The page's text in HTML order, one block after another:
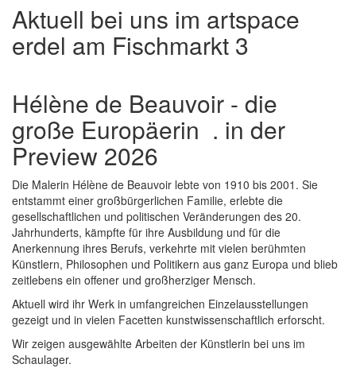
Aktuell bei uns im artspace
erdel am Fischmarkt 3
Hélène de Beauvoir - die
große Europäerin . in der
Preview 2026
Die Malerin Hélène de Beauvoir lebte von 1910 bis 2001. Sie
entstammt einer großbürgerlichen Familie, erlebte die
gesellschaftlichen und politischen Veränderungen des 20.
Jahrhunderts, kämpfte für ihre Ausbildung und für die
Anerkennung ihres Berufs, verkehrte mit vielen berühmten
Künstlern, Philosophen und Politikern aus ganz Europa und blieb
zeitlebens ein offener und großherziger Mensch.
Aktuell wird ihr Werk in umfangreichen Einzelausstellungen
gezeigt und in vielen Facetten kunstwissenschaftlich erforscht.
Wir zeigen ausgewählte Arbeiten der Künstlerin bei uns im
Schaulager.